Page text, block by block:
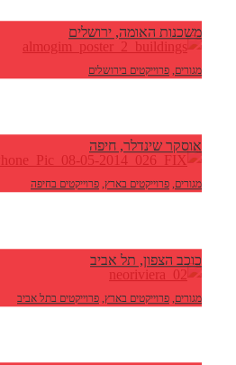
משכנות האומה, ירושלים
מגורים, פרוייקטים בירושלים
אוסקר שינדלר, חיפה
מגורים, פרוייקטים בארץ, פרוייקטים בחיפה
כוכב הצפון, תל אביב
מגורים, פרוייקטים בארץ, פרוייקטים בתל אביב